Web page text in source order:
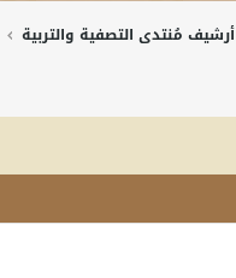
أرشيف مُنتدى التصفية والتربية